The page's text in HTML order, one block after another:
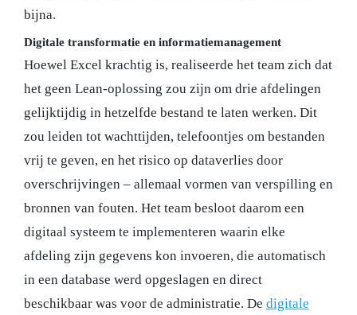
bijna.
Digitale transformatie en informatiemanagement
Hoewel Excel krachtig is, realiseerde het team zich dat
het geen Lean-oplossing zou zijn om drie afdelingen
gelijktijdig in hetzelfde bestand te laten werken. Dit
zou leiden tot wachttijden, telefoontjes om bestanden
vrij te geven, en het risico op dataverlies door
overschrijvingen – allemaal vormen van verspilling en
bronnen van fouten. Het team besloot daarom een
digitaal systeem te implementeren waarin elke
afdeling zijn gegevens kon invoeren, die automatisch
in een database werd opgeslagen en direct
beschikbaar was voor de administratie. De digitale